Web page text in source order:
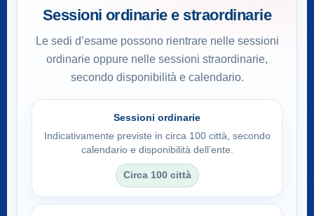
Sessioni ordinarie e straordinarie
Le sedi d’esame possono rientrare nelle sessioni
ordinarie oppure nelle sessioni straordinarie,
secondo disponibilità e calendario.
Sessioni ordinarie
Indicativamente previste in circa 100 città, secondo
calendario e disponibilità dell’ente.
Circa 100 città